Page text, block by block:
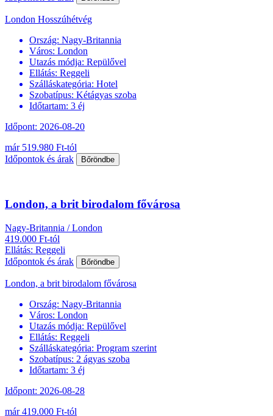
London Hosszúhétvég
Ország: Nagy-Britannia
Város: London
Utazás módja: Repülővel
Ellátás: Reggeli
Szálláskategória: Hotel
Szobatípus: Kétágyas szoba
Időtartam: 3 éj
Időpont: 2026-08-20
már 519.980 Ft-tól
Időpontok és árak
Bőröndbe
London, a brit birodalom fővárosa
Nagy-Britannia / London
419.000 Ft-tól
Ellátás: Reggeli
Időpontok és árak
Bőröndbe
London, a brit birodalom fővárosa
Ország: Nagy-Britannia
Város: London
Utazás módja: Repülővel
Ellátás: Reggeli
Szálláskategória: Program szerint
Szobatípus: 2 ágyas szoba
Időtartam: 3 éj
Időpont: 2026-08-28
már 419.000 Ft-tól